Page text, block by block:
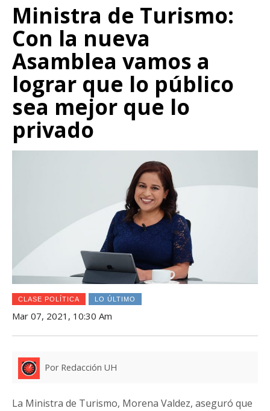
Ministra de Turismo:
Con la nueva
Asamblea vamos a
lograr que lo público
sea mejor que lo
privado
CLASE POLÍTICA LO ÚLTIMO
Mar 07, 2021, 10:30 Am
Por Redacción UH
La Ministra de Turismo, Morena Valdez, aseguró que